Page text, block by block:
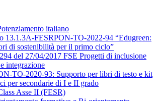
italiano
13.1.3A-FESRPON-TO-2022-94 “Edugreen:
di sostenibilità per il primo ciclo”
del 27/04/2017 FSE Progetti di inclusione
integrazione
TO-2020-93: Supporto per libri di testo e kit
per secondarie di I e II grado
Asse II (FESR)